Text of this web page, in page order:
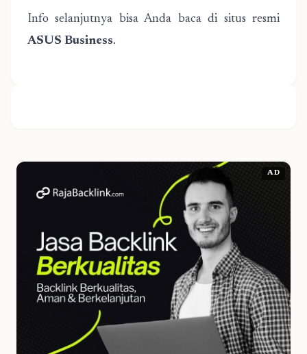
Info selanjutnya bisa Anda baca di situs resmi
ASUS Business.
AD